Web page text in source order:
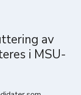
av
i MSU-